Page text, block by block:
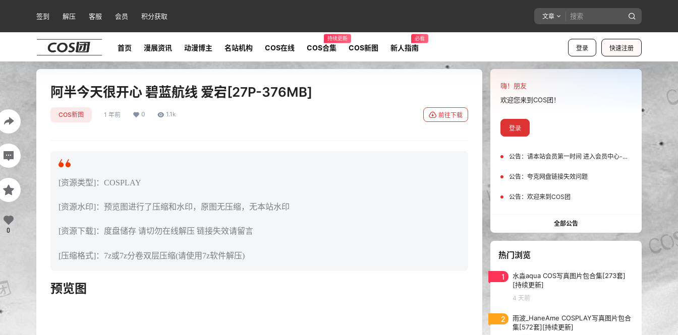
签到 解压 客服 会员 积分获取 文章
登录 快速注册
首页 漫展资讯 动漫博主 名站机构 COS在线 COS合集
持续更新
COS新图 新人指南
必看
阿半今天很开心 碧蓝航线 爱宕[27P-376MB]
COS新图 1 年前 0 1.1k 前往下载
[资源类型]：COSPLAY
[资源水印]：预览图进行了压缩和水印，原图无压缩，无本站水印
[资源下载]：度盘储存 请切勿在线解压 链接失效请留言
[压缩格式]：7z或7z分卷双层压缩(请使用7z软件解压)
预览图
0
嗨！朋友
欢迎您来到COS团！
登录
公告： 请本站会员第一时间 进入会员中心-我的设置中为您的账号绑定邮箱!
公告： 夸克网盘链接失效问题
公告： 欢迎来到COS团
全部公告
热门浏览
1
水淼aqua COS写真图片包合集[273套]
[持续更新]
4 天前
2
雨波_HaneAme COSPLAY写真图片包合
集[572套][持续更新]